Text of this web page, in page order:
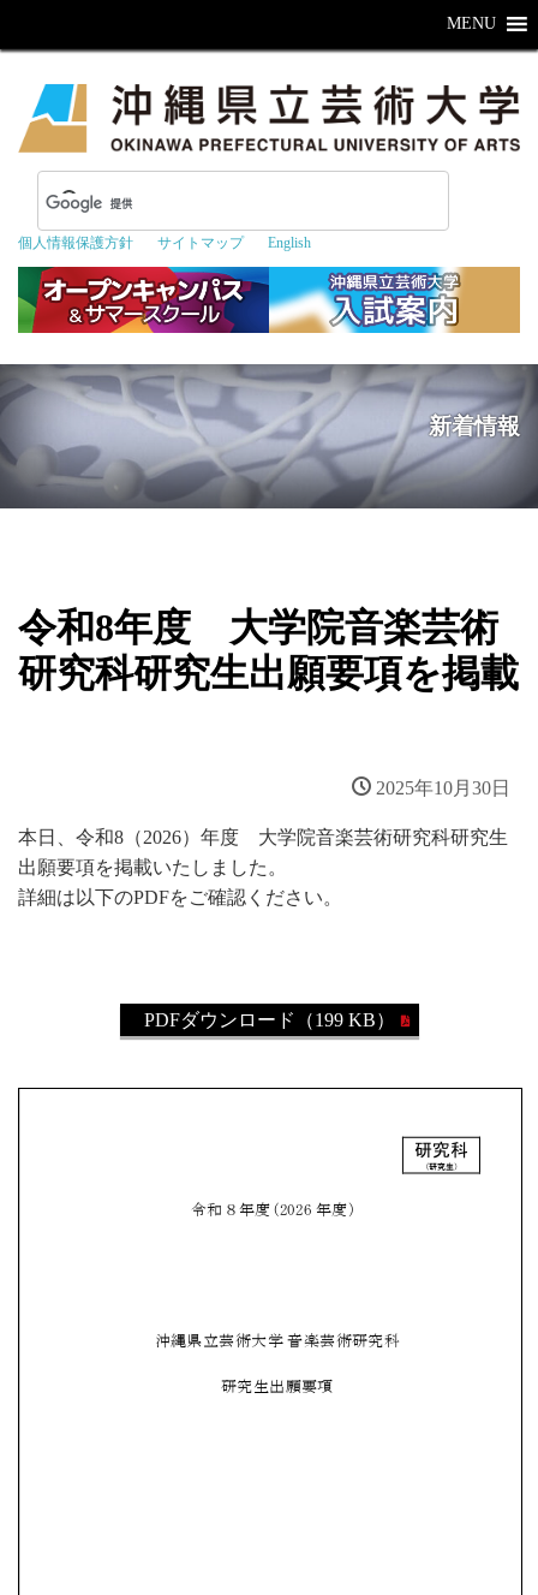
個人情報保護方針 サイトマップ English
MENU
新着情報
令和8年度 大学院音楽芸術
研究科研究生出願要項を掲載
2025年10月30日
本日、令和8（2026）年度 大学院音楽芸術研究科研究生
出願要項を掲載いたしました。
詳細は以下のPDFをご確認ください。
PDFダウンロード（199 KB）